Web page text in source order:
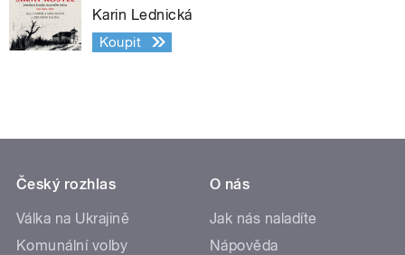
Karin Lednická
Koupit
Český rozhlas
Válka na Ukrajině
Komunální volby
O nás
Jak nás naladíte
Nápověda